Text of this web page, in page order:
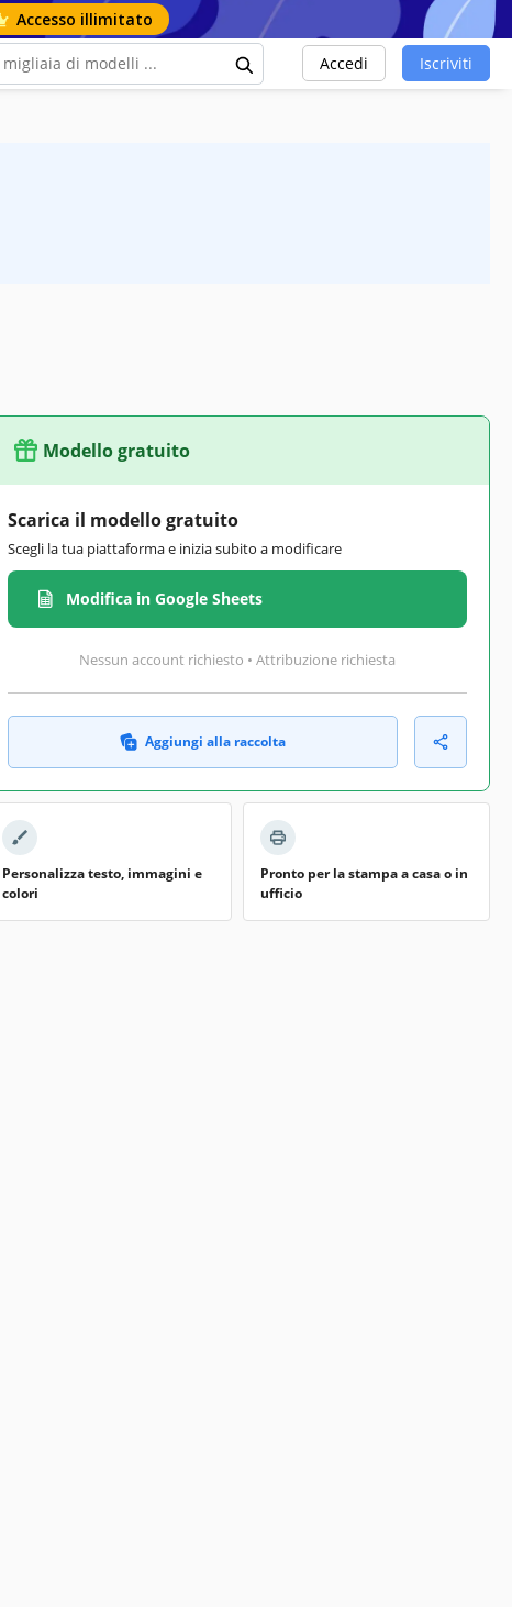
Accesso illimitato
Accedi Iscriviti
Modello gratuito
Scarica il modello gratuito
Scegli la tua piattaforma e inizia subito a modificare
Modifica in Google Sheets
Nessun account richiesto • Attribuzione richiesta
Aggiungi alla raccolta
Personalizza testo, immagini e
colori
Pronto per la stampa a casa o in
ufficio